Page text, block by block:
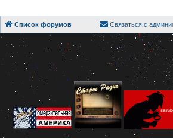
Список форумов Связаться с